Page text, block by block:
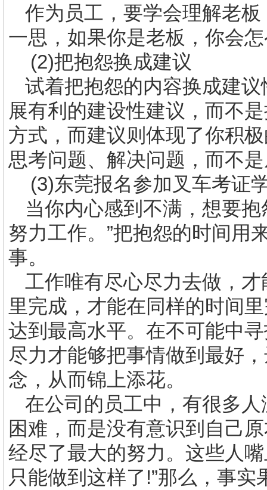
作为员工，要学会理解老
一思，如果你是老板，你会
(2)把抱怨换成建议
试着把抱怨的内容换成建
展有利的建设性建议，而不
方式，而建议则体现了你积
思考问题、解决问题，而不
(3)东莞报名参加叉车考证
当你内心感到不满，想要
努力工作。”把抱怨的时间用
事。
工作唯有尽心尽力去做，
里完成，才能在同样的时间
达到最高水平。在不可能中
尽力才能够把事情做到最好
念，从而锦上添花。
在公司的员工中，有很多
困难，而是没有意识到自己
经尽了最大的努力。这些人
只能做到这样了 !”那么，事实